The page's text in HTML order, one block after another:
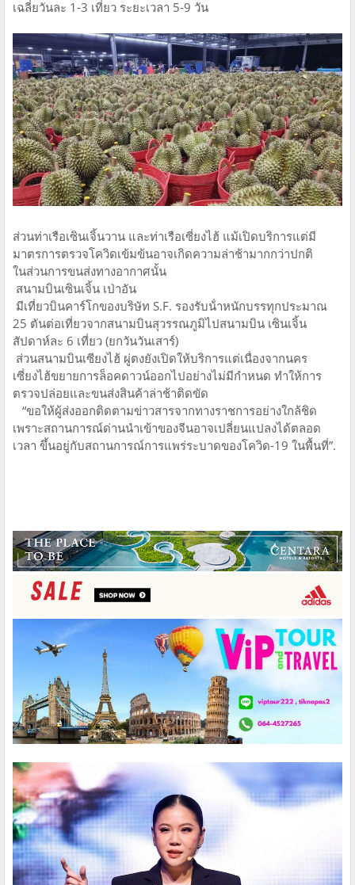
เฉลี่ยวันละ 1-3 เที่ยว ระยะเวลา 5-9 วัน
ส่วนท่าเรือเซินเจิ้นวาน และท่าเรือเซี่ยงไฮ้ แม้เปิดบริการแต่มี
มาตรการตรวจโควิดเข้มข้นอาจเกิดความล่าช้ามากกว่าปกติ
ในส่วนการขนส่งทางอากาศนั้น
สนามบินเซินเจิ้น เป่าอัน
มีเที่ยวบินคาร์โกของบริษัท S.F. รองรับน้ําหนักบรรทุกประมาณ
25 ตันต่อเที่ยวจากสนามบินสุวรรณภูมิไปสนามบิน เซินเจิ้น
สัปดาห์ละ 6 เที่ยว (ยกวันวันเสาร์)
ส่วนสนามบินเซียงไฮ้ ผู่ตงยังเปิดให้บริการแต่เนื่องจากนคร
เซี่ยงไฮ้ขยายการล็อคดาวน์ออกไปอย่างไม่มีกําหนด ทำให้การ
ตรวจปล่อยและขนส่งสินค้าล่าช้าติดขัด
“ขอให้ผู้ส่งออกติดตามข่าวสารจากทางราชการอย่างใกล้ชิด
เพราะสถานการณ์ด่านนําเข้าของจีนอาจเปลี่ยนแปลงได้ตลอด
เวลา ขึ้นอยู่กับสถานการณ์การแพร่ระบาดของโควิด-19 ในพื้นที่”.